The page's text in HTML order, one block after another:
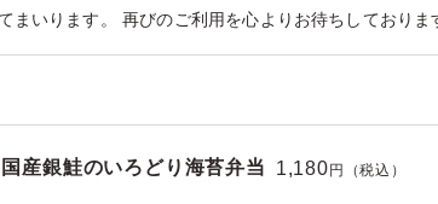
まいります。 再びのご利用を心よりお待ちしておりま
産銀鮭のいろどり海苔弁当 1,180 円（税込）